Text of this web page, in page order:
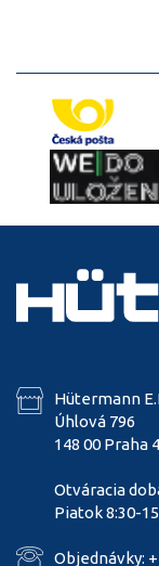
Hütermann
Úhlová 796
148 00 Praha 4
Otváracia
Piatok 8:30-
Objednávky: